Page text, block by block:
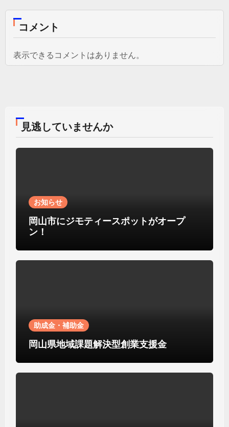
コメント
表示できるコメントはありません。
見逃していませんか
お知らせ
岡山市にジモティースポットがオープ
ン！
助成金・補助金
岡山県地域課題解決型創業支援金